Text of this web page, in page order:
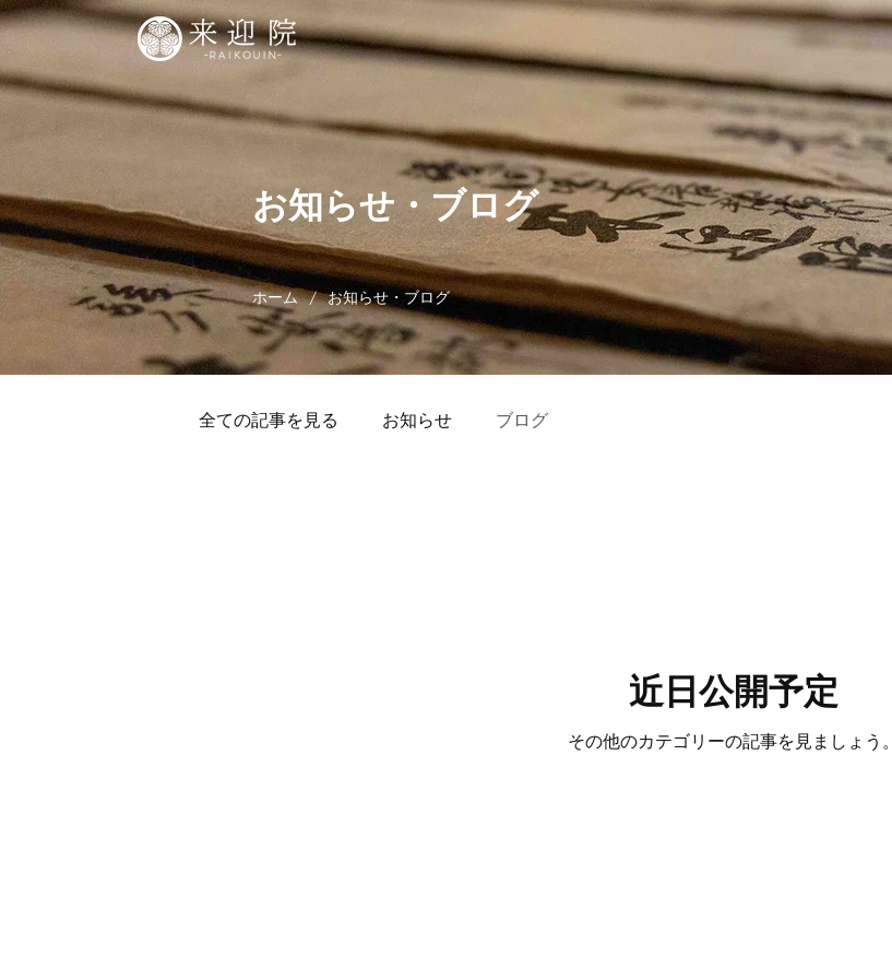
お知らせ・ブログ
ホーム / お知らせ・ブログ
全ての記事を見る お知らせ ブログ
近日公開予定
その他のカテゴリーの記事を見ましょう。